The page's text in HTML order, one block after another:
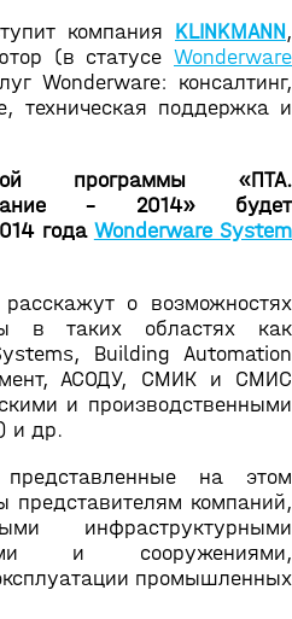
компания KLINKMANN,
(в статусе Wonderware
Wonderware: консалтинг,
техническая поддержка и
программы «ПТА.
– 2014» будет
года Wonderware System
о возможностях
в таких областях как
Building Automation
АСОДУ, СМИК и СМИС
и производственными
и др.
на этом
представителям компаний,
инфраструктурными
и сооружениями,
промышленных